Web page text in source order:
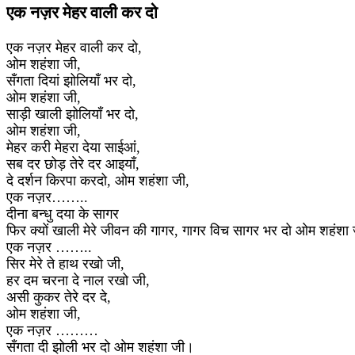
एक नज़र मेहर वाली कर दो
एक नज़र मेहर वाली कर दो,
ओम शहंशा जी,
सँगता दियां झोलियाँ भर दो,
ओम शहंशा जी,
साड़ी खाली झोलियाँ भर दो,
ओम शहंशा जी,
मेहर करी मेहरा देया साईआं,
सब दर छोड़ तेरे दर आइयाँ,
दे दर्शन किरपा करदो, ओम शहंशा जी,
एक नज़र……..
दीना बन्धु दया के सागर
फिर क्यों खाली मेरे जीवन की गागर, गागर विच सागर भर दो ओम शहंशा
एक नज़र ……..
सिर मेरे ते हाथ रखो जी,
हर दम चरना दे नाल रखो जी,
असी कुकर तेरे दर दे,
ओम शहंशा जी,
एक नज़र ………
सँगता दी झोली भर दो ओम शहंशा जी।